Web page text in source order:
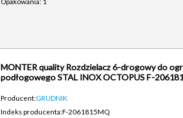
MONTER quality Rozdzielacz 6-drogowy do
podłogowego STAL INOX OCTOPUS F-
Producent:GRUDNIK
Indeks producenta:F-2061815MQ